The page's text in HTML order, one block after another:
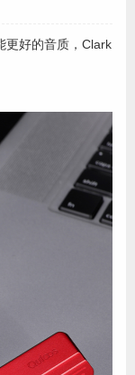
更好的音质，Clark